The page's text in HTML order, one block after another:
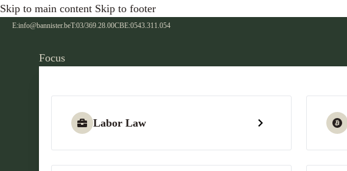
Skip to main content Skip to footer
E:info@bannister.beT:03/369.28.00CBE:0543.311.054
Focus
Labor Law